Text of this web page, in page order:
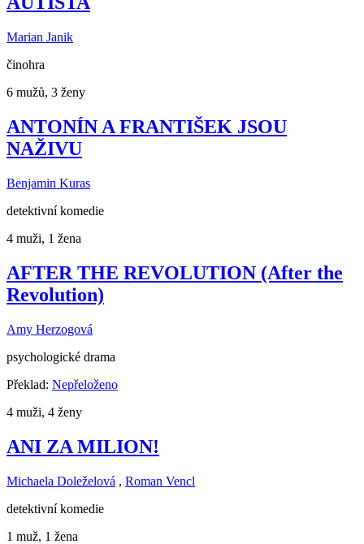
Marian Janik
činohra
6 mužů, 3 ženy
ANTONÍN A FRANTIŠEK JSOU
NAŽIVU
Benjamin Kuras
detektivní komedie
4 muži, 1 žena
AFTER THE REVOLUTION (After the
Revolution)
Amy Herzogová
psychologické drama
Překlad: Nepřeloženo
4 muži, 4 ženy
ANI ZA MILION!
Michaela Doleželová , Roman Vencl
detektivní komedie
1 muž, 1 žena